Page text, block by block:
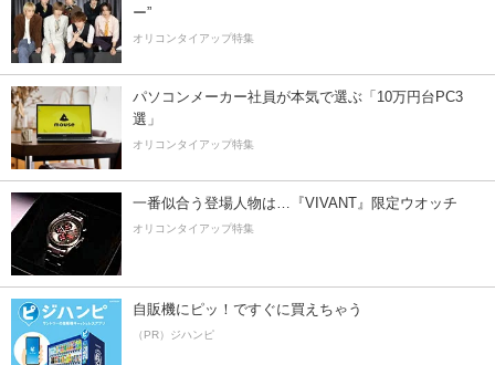
ー”
オリコンタイアップ特集
パソコンメーカー社員が本気で選ぶ「10万円台PC3
選」
オリコンタイアップ特集
一番似合う登場人物は…『VIVANT』限定ウオッチ
オリコンタイアップ特集
自販機にピッ！ですぐに買えちゃう
（PR）ジハンピ